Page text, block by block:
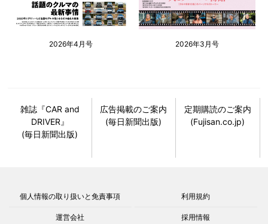
2026年4月号 2026年3月号
雑誌『CAR and
DRIVER』
(毎日新聞出版)
広告掲載のご案内
(毎日新聞出版)
定期購読のご案内
(Fujisan.co.jp)
個人情報の取り扱いと免責事項 利用規約
運営会社 採用情報